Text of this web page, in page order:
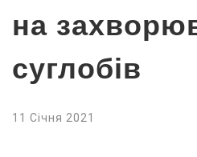
на
суглобів
11 Січня 2021